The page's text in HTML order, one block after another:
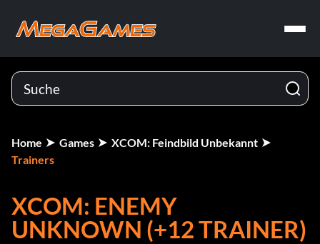
Home Games
XCOM: Feindbild Unbekannt
Trainers
XCOM: ENEMY
UNKNOWN (+12 TRAINER)